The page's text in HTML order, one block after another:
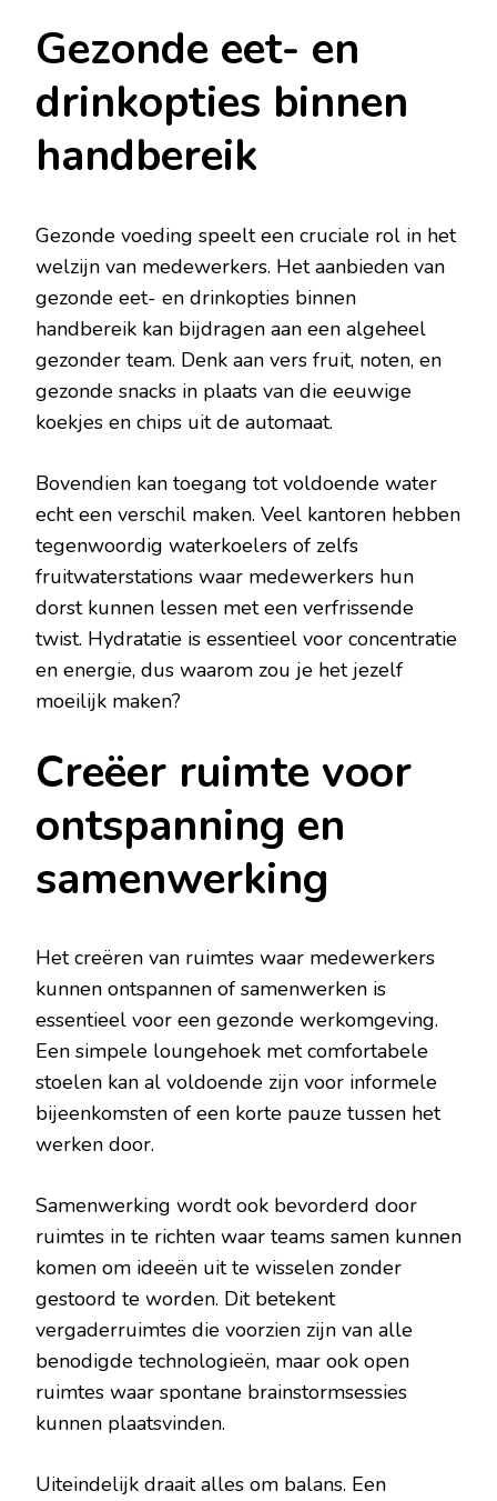
Gezonde eet- en
drinkopties binnen
handbereik
Gezonde voeding speelt een cruciale rol in het
welzijn van medewerkers. Het aanbieden van
gezonde eet- en drinkopties binnen
handbereik kan bijdragen aan een algeheel
gezonder team. Denk aan vers fruit, noten, en
gezonde snacks in plaats van die eeuwige
koekjes en chips uit de automaat.
Bovendien kan toegang tot voldoende water
echt een verschil maken. Veel kantoren hebben
tegenwoordig waterkoelers of zelfs
fruitwaterstations waar medewerkers hun
dorst kunnen lessen met een verfrissende
twist. Hydratatie is essentieel voor concentratie
en energie, dus waarom zou je het jezelf
moeilijk maken?
Creëer ruimte voor
ontspanning en
samenwerking
Het creëren van ruimtes waar medewerkers
kunnen ontspannen of samenwerken is
essentieel voor een gezonde werkomgeving.
Een simpele loungehoek met comfortabele
stoelen kan al voldoende zijn voor informele
bijeenkomsten of een korte pauze tussen het
werken door.
Samenwerking wordt ook bevorderd door
ruimtes in te richten waar teams samen kunnen
komen om ideeën uit te wisselen zonder
gestoord te worden. Dit betekent
vergaderruimtes die voorzien zijn van alle
benodigde technologieën, maar ook open
ruimtes waar spontane brainstormsessies
kunnen plaatsvinden.
Uiteindelijk draait alles om balans. Een